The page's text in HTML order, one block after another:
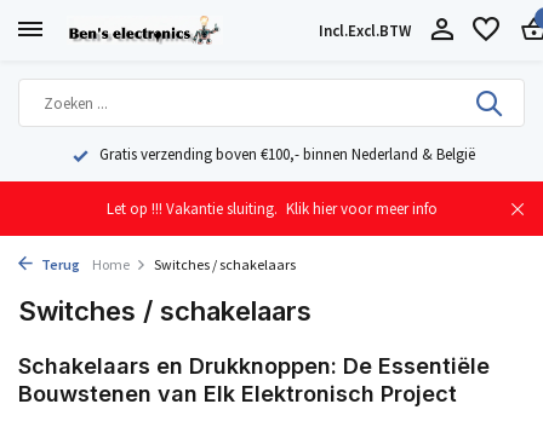
Incl.Excl.BTW
Gratis verzending boven €100,- binnen Nederland & België
Let op !!! Vakantie sluiting. Klik hier voor meer info
Terug Home Switches / schakelaars
Switches / schakelaars
Schakelaars en Drukknoppen: De Essentiële
Bouwstenen van Elk Elektronisch Project